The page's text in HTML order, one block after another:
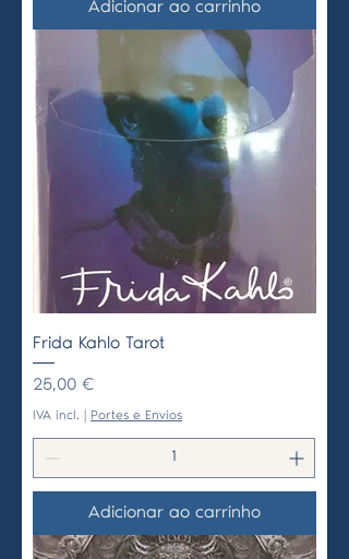
Adicionar ao carrinho
Frida Kahlo Tarot
Preço
25,00 €
IVA incl. Portes e Envios
Adicionar ao carrinho